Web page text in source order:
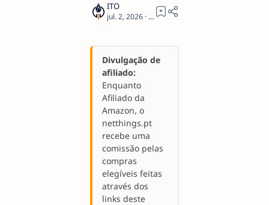
1
Divulgação de
afiliado:
Enquanto
Afiliado da
Amazon, o
netthings.pt
recebe uma
comissão pelas
compras
elegíveis feitas
através dos
links deste